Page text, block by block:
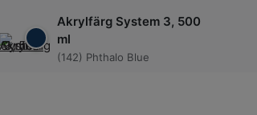
Akrylfärg System 3, 500
ml
(142) Phthalo Blue